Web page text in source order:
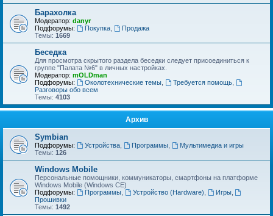
Барахолка
Модератор: danyr
Подфорумы:
Покупка,
Продажа
Темы: 1669
Беседка
Для просмотра скрытого раздела беседки следует присоединиться к
группе "Палата №6" в личных настройках.
Модератор: mOLDman
Подфорумы:
Околотехнические темы, Требуется помощь,
Разговоры обо всем
Темы: 4103
Архив
Symbian
Подфорумы: Устройства, Программы,
Мультимедиа и игры
Темы: 126
Windows Mobile
Персональные помощники, коммуникаторы, смартфоны на платформе
Windows Mobile (Windows CE)
Подфорумы:
Программы, Устройство (Hardware) Игры,
Прошивки
Темы: 1492